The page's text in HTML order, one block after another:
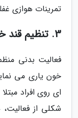
تمرینات هوازی
3. تنظیم قند خون
فعالیت بدنی
خون یاری می
شکلی از